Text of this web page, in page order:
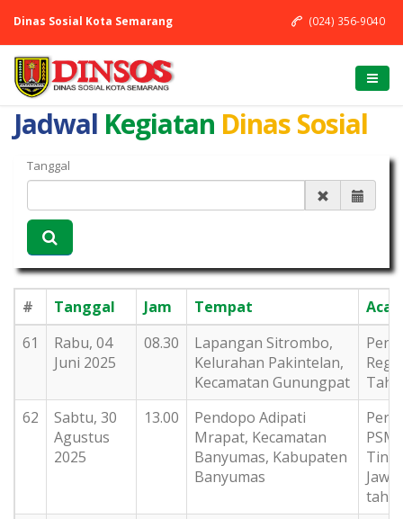
(024) 356-9040
Dinas Sosial Kota Semarang
Jadwal Kegiatan Dinas Sosial
Tanggal
# Tanggal Jam Tempat
61
Rabu, 04
Juni 2025
08.30
Lapangan Sitrombo,
Kelurahan Pakintelan,
Kecamatan Gunungpat
62
Sabtu, 30
Agustus
2025
13.00
Pendopo Adipati
Mrapat, Kecamatan
Banyumas, Kabupaten
Banyumas
PSM